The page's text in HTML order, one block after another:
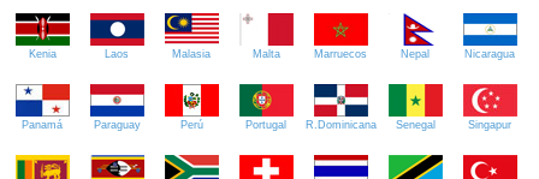
Kenia Laos Malasia Malta Marruecos Nepal Nicaragua
Panamá Paraguay Perú Portugal R.Dominicana Senegal Singapur